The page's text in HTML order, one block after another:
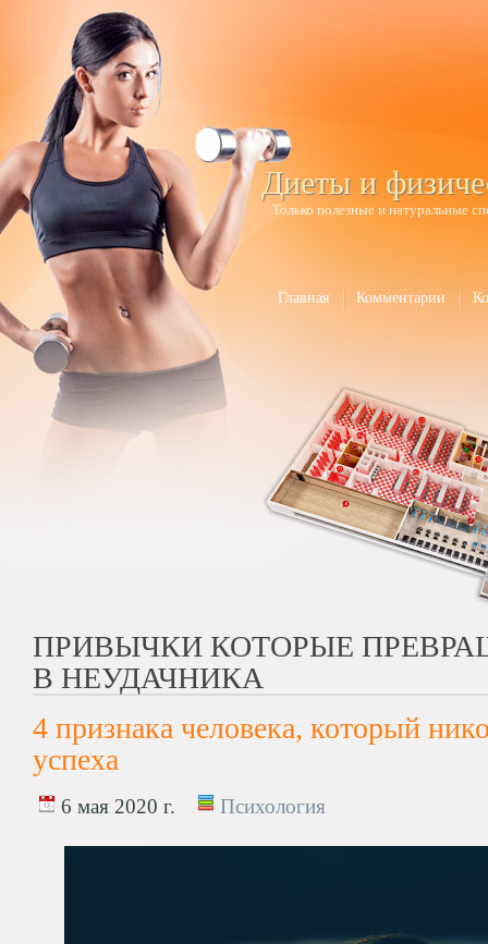
Диеты и
Только полезные и натуральные
Главная Комментарии
ПРИВЫЧКИ КОТОРЫЕ
В НЕУДАЧНИКА
4 признака человека, который
успеха
6 мая 2020 г. Психология